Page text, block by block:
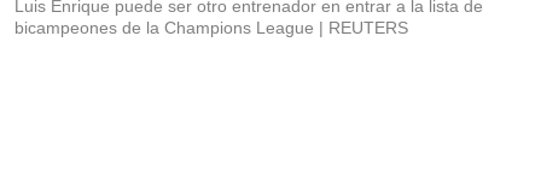
Luis Enrique puede ser otro entrenador en entrar a la lista de
bicampeones de la Champions League
REUTERS